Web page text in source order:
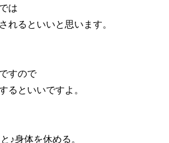
は
れるといいと思います。
すので
るといいですよ。
♪身体を休める。